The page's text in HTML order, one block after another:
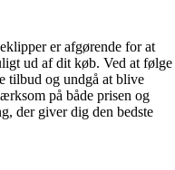
er afgørende for at
ud af dit køb. Ved at følge
tilbud og undgå at blive
på både prisen og
der giver dig den bedste